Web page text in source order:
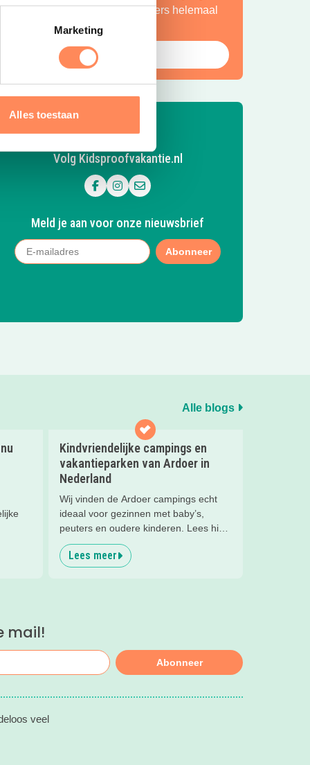
Marketing
Alles toestaan
én een plek waar ouders helemaal
rust komen.
Bekijk Huttopia de Roos
Volg Kidsproofvakantie.nl
Volg ons op Facebook
Volg ons op Instagram
Mail ons
Meld je aan voor onze nieuwsbrief
Abonneer
Alle blogs
Kindvriendelijke campings en
vakantieparken van Ardoer in
Nederland
Wij vinden de Ardoer campings echt
ideaal voor gezinnen met baby’s,
peuters en oudere kinderen. Lees hier
waarom!
Lees meer
mail!
Abonneer
veel